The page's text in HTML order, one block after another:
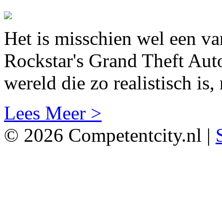
Het is misschien wel een
Rockstar's Grand Theft
wereld die zo realistisch
Lees Meer >
© 2026 Competentcity.nl |